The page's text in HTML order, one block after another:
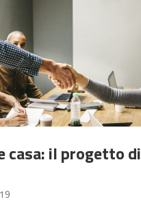
il progetto di